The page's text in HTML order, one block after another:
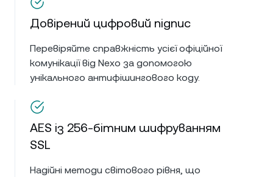
Довірений цифровий підпис
Перевіряйте справжність усієї офіційної
комунікації від Nexo за допомогою
унікального антифішингового коду.
AES із 256-бітним шифруванням
SSL
Надійні методи світового рівня, що